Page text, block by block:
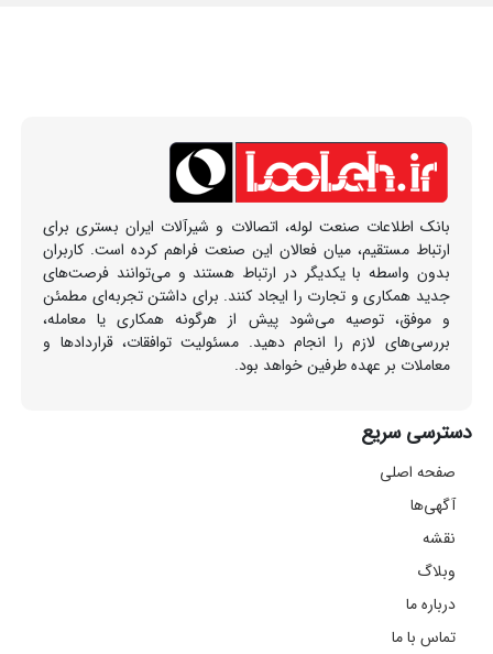
بانک اطلاعات صنعت لوله، اتصالات و شیرآلات ایران بستری برای
ارتباط مستقیم، میان فعالان این صنعت فراهم کرده است. کاربران
بدون واسطه با یکدیگر در ارتباط هستند و می‌توانند فرصت‌های
جدید همکاری و تجارت را ایجاد کنند. برای داشتن تجربه‌ای مطمئن
و موفق، توصیه می‌شود پیش از هرگونه همکاری یا معامله،
بررسی‌های لازم را انجام دهید. مسئولیت توافقات، قراردادها و
معاملات بر عهده طرفین خواهد بود.
دسترسی سریع
صفحه اصلی
آگهی‌ها
نقشه
وبلاگ
درباره ما
تماس با ما